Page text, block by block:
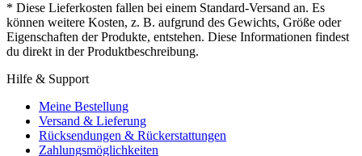
* Diese Lieferkosten fallen bei einem Standard-Versand an. Es
können weitere Kosten, z. B. aufgrund des Gewichts, Größe oder
Eigenschaften der Produkte, entstehen. Diese Informationen findest
du direkt in der Produktbeschreibung.
Hilfe & Support
Meine Bestellung
Versand & Lieferung
Rücksendungen & Rückerstattungen
Zahlungsmöglichkeiten